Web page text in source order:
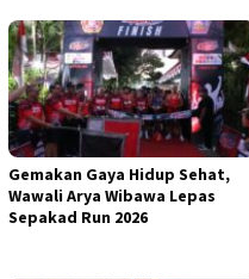
Gemakan Gaya Hidup Sehat,
Wawali Arya Wibawa Lepas
Sepakad Run 2026